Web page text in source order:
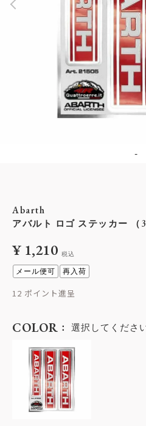
-
Abarth
アバルト ロゴ ステッカー （3
¥ 1,210 税込
メール便可 再入荷
12
COLOR 選択してくださ